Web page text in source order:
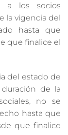
a los socios
la vigencia del
hasta que
que finalice el
del estado de
de la
no se
hasta que
que finalice